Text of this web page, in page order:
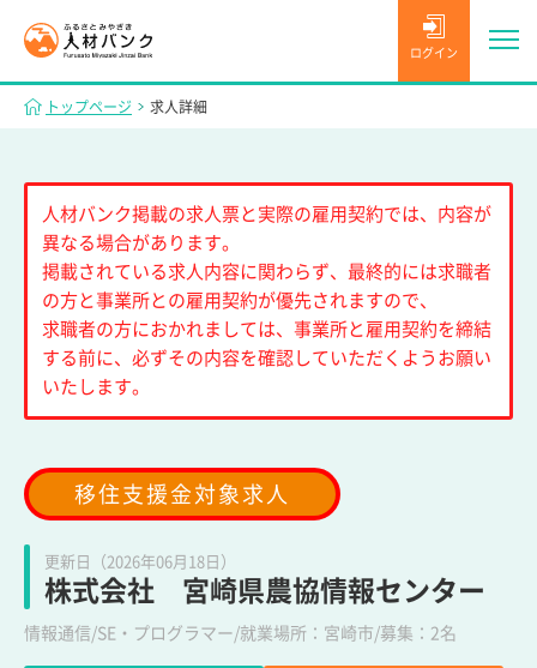
ログイン
トップページ 求人詳細
人材バンク掲載の求人票と実際の雇用契約では、内容が
異なる場合があります。
掲載されている求人内容に関わらず、最終的には求職者
の方と事業所との雇用契約が優先されますので、
求職者の方におかれましては、事業所と雇用契約を締結
する前に、必ずその内容を確認していただくようお願い
いたします。
移住支援金対象求人
更新日（2026年06月18日）
株式会社 宮崎県農協情報センター
情報通信/SE・プログラマー/就業場所：宮崎市/募集：2名